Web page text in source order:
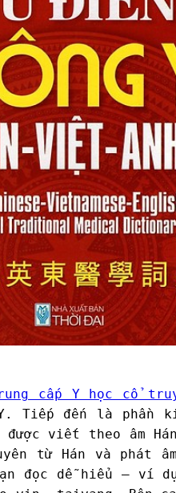
cấp Y học cổ
Tiếp đến là phần
được viết theo âm
từ Hán và phát
đọc dễ hiểu – ví